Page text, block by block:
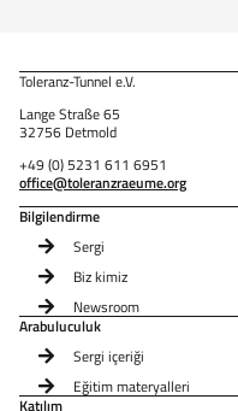
Toleranz-Tunnel e.V.
Lange Straße 65
32756 Detmold
+49 (0) 5231 611 6951
office@toleranzraeume.org
Bilgilendirme
Sergi
Biz kimiz
Newsroom
Arabuluculuk
Sergi içeriği
Eğitim materyalleri
Katılım